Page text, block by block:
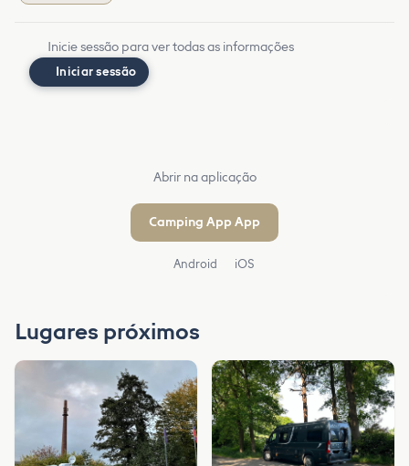
Inicie sessão para ver todas as informações
Iniciar sessão
Abrir na aplicação
Camping App App
Android iOS
Lugares próximos